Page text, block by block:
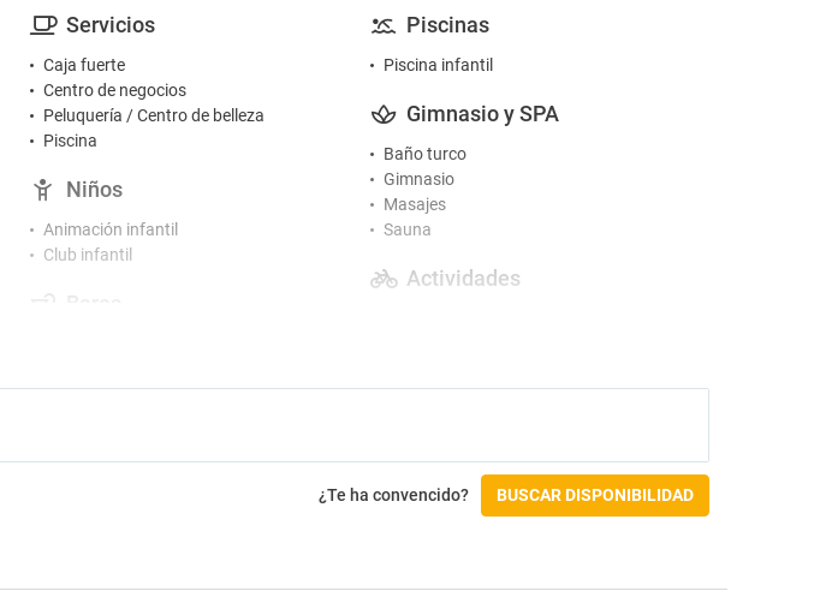
Servicios
Caja fuerte
Centro de negocios
Peluquería / Centro de belleza
Piscina
Niños
Animación infantil
Club infantil
Café / té en áreas comunes
Piscinas
Piscina infantil
Gimnasio y SPA
Baño turco
Gimnasio
Masajes
Sauna
Actividades
¿Te ha convencido? BUSCAR DISPONIBILIDAD